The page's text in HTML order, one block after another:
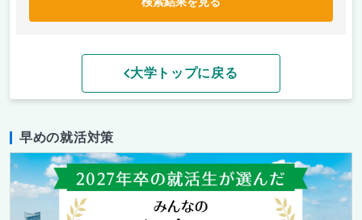
大学トップに戻る
早めの就活対策